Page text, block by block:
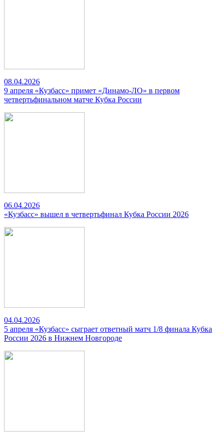
08.04.2026
9 апреля «Кузбасс» примет «Динамо-ЛО» в первом
четвертьфинальном матче Кубка России
06.04.2026
«Кузбасс» вышел в четвертьфинал Кубка России 2026
04.04.2026
5 апреля «Кузбасс» сыграет ответный матч 1/8 финала Кубка
России 2026 в Нижнем Новгороде